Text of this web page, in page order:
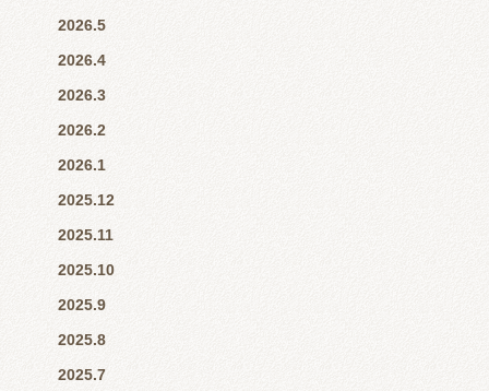
2026.5
2026.4
2026.3
2026.2
2026.1
2025.12
2025.11
2025.10
2025.9
2025.8
2025.7